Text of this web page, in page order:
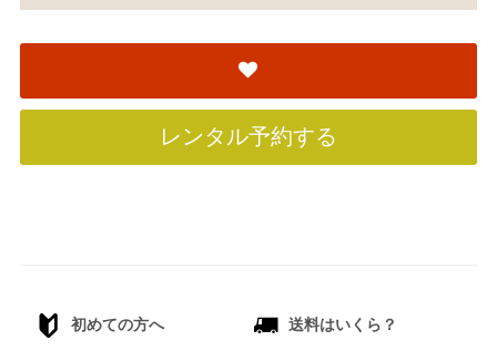
レンタル予約する
初めての方へ 送料はいくら？